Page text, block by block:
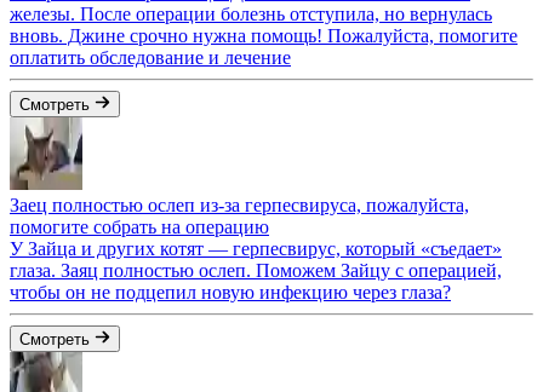
железы. После операции болезнь отступила, но вернулась
вновь. Джине срочно нужна помощь! Пожалуйста, помогите
оплатить обследование и лечение
Смотреть
Заец полностью ослеп из-за герпесвируса, пожалуйста,
помогите собрать на операцию
У Зайца и других котят — герпесвирус, который «съедает»
глаза. Заяц полностью ослеп. Поможем Зайцу с операцией,
чтобы он не подцепил новую инфекцию через глаза?
Смотреть